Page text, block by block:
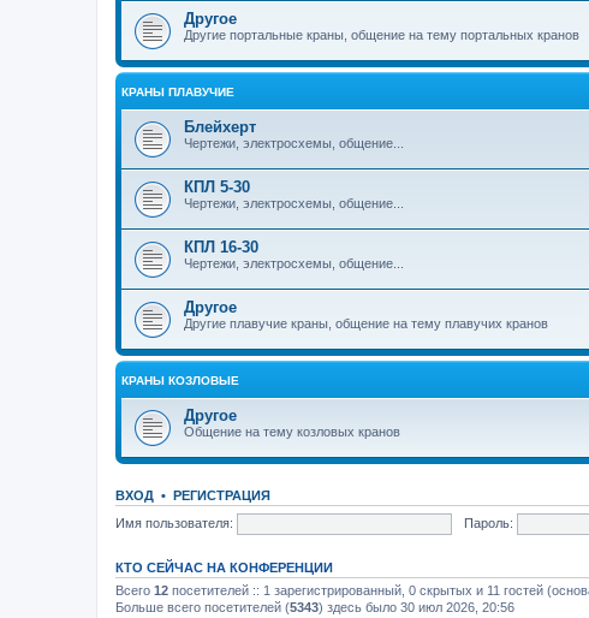
Другое
Другие портальные краны, общение на тему портальных кранов
КРАНЫ ПЛАВУЧИЕ
Блейхерт
Чертежи, электросхемы, общение...
КПЛ 5-30
Чертежи, электросхемы, общение...
КПЛ 16-30
Чертежи, электросхемы, общение...
Другое
Другие плавучие краны, общение на тему плавучих кранов
КРАНЫ КОЗЛОВЫЕ
Другое
Общение на тему козловых кранов
ВХОД • РЕГИСТРАЦИЯ
Имя пользователя:
Пароль:
КТО СЕЙЧАС НА КОНФЕРЕНЦИИ
Всего 12 посетителей :: 1 зарегистрированный, 0 скрытых и 11 гостей
Больше всего посетителей (5343) здесь было 30 июл 2026, 20:56